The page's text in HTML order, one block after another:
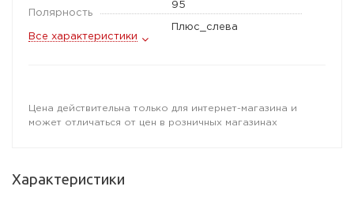
95
Полярность
Плюс_слева
Все характеристики
Цена действительна только для интернет-магазина и
может отличаться от цен в розничных магазинах
Характеристики